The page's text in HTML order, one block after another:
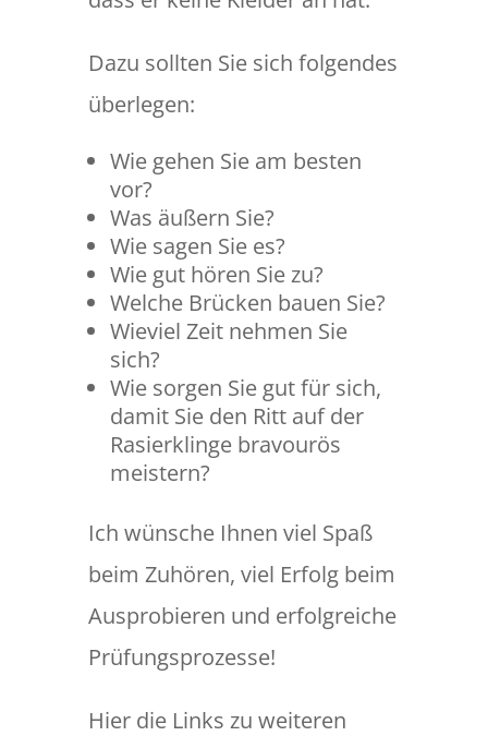
Dazu sollten Sie sich folgendes
überlegen:
Wie gehen Sie am besten
vor?
Was äußern Sie?
Wie sagen Sie es?
Wie gut hören Sie zu?
Welche Brücken bauen Sie?
Wieviel Zeit nehmen Sie
sich?
Wie sorgen Sie gut für sich,
damit Sie den Ritt auf der
Rasierklinge bravourös
meistern?
Ich wünsche Ihnen viel Spaß
beim Zuhören, viel Erfolg beim
Ausprobieren und erfolgreiche
Prüfungsprozesse!
Hier die Links zu weiteren